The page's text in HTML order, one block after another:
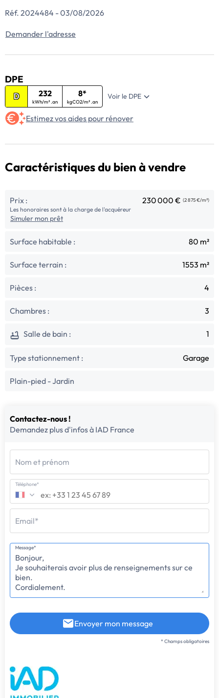
Réf. 2024484 - 03/08/2026
Demander l'adresse
DPE
D 232
kWh/m² .an
8*
kgCO2/m² .an
Voir le DPE
Estimez vos aides pour rénover
Caractéristiques du bien à vendre
Prix : 230 000 € (2 875 €/m²)
Les honoraires sont à la charge de l'acquéreur
Simuler mon prêt
Surface habitable : 80 m²
Surface terrain : 1553 m²
Pièces : 4
Chambres : 3
Salle de bain : 1
Type stationnement : Garage
Plain-pied - Jardin
Contactez-nous !
Demandez plus d'infos à IAD France
Nom et prénom
Téléphone*
Email*
Message*
Envoyer mon message
* Champs obligatoires